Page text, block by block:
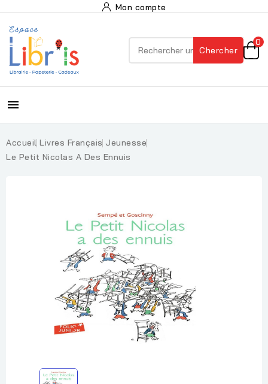
Mon compte
Chercher
0

Accueil Livres Français Jeunesse
Le Petit Nicolas A Des Ennuis